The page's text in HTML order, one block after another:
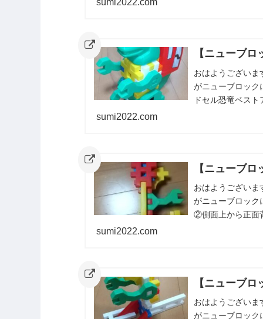
sumi2022.com
【ニューブ
おはようございま
がニューブロック
ドセル恐竜ベス
sumi2022.com
【ニューブ
おはようございま
がニューブロック
②側面上から正面
sumi2022.com
【ニューブ
おはようございま
がニューブロック